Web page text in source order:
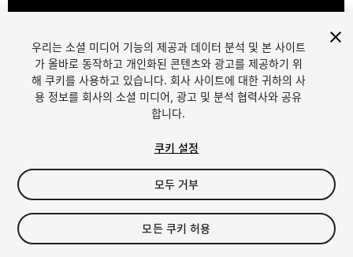
Cookie Settings
1/15
$4.99
세금/부가세는 결제 시 반영됩니다.
우리는 소셜 미디어 기능의 제공과 데이터 분석 및 본 사이트
가 올바로 동작하고 개인화된 콘텐츠와 광고를 제공하기 위
해 쿠키를 사용하고 있습니다. 회사 사이트에 대한 귀하의 사
용 정보를 회사의 소셜 미디어, 광고 및 분석 협력사와 공유
합니다.
쿠키 설정
모두 거부
모든 쿠키 허용